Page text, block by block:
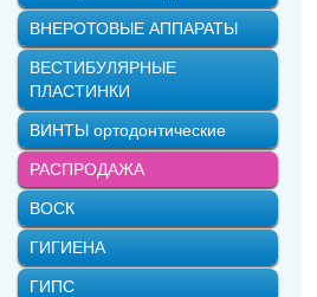
ВНЕРОТОВЫЕ АППАРАТЫ
ВЕСТИБУЛЯРНЫЕ
ПЛАСТИНКИ
ВИНТЫ ортодонтические
РАСПРОДАЖА
ВОСК
ГИГИЕНА
ГИПС